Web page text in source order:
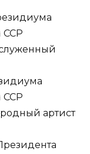
ССР
ССР
артист